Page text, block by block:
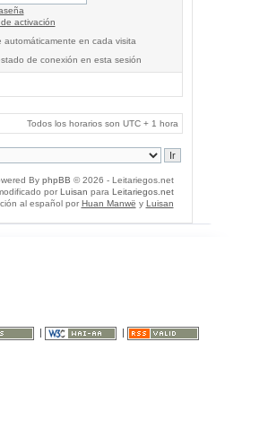
activación
automáticamente en cada visita
de conexión en esta sesión
Todos los horarios son UTC + 1 hora
By phpBB © 2026 - Leitariegos.net
por Luisan para Leitariegos.net
al español por Huan Manwë y Luisan